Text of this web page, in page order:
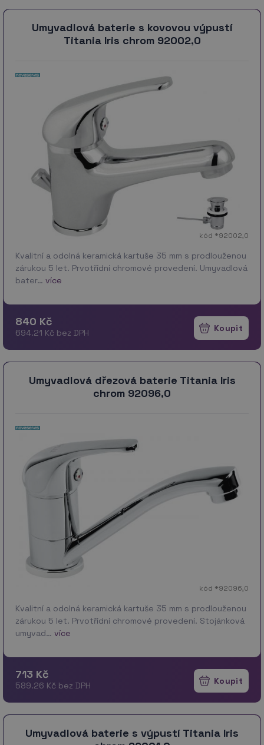
Umyvadlová baterie s kovovou výpustí
Titania Iris chrom 92002,0
kód *92002,0
Kvalitní a odolná keramická kartuše 35 mm s prodlouženou
zárukou 5 let. Prvotřídní chromové provedení. Umyvadlová
bater… více
840 Kč
694.21 Kč bez DPH
Umyvadlová dřezová baterie Titania Iris
chrom 92096,0
kód *92096,0
Kvalitní a odolná keramická kartuše 35 mm s prodlouženou
zárukou 5 let. Prvotřídní chromové provedení. Stojánková
umyvad… více
713 Kč
589.26 Kč bez DPH
Umyvadlová baterie s výpustí Titania Iris